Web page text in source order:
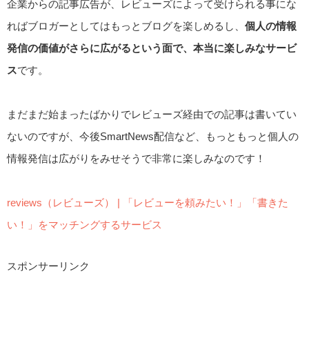
企業からの記事広告が、レビューズによって受けられる事にな
ればブロガーとしてはもっとブログを楽しめるし、 個人の情報
発信の価値がさらに広がるという面で、本当に楽しみなサービ
スです。
まだまだ始まったばかりでレビューズ経由での記事は書いてい
ないのですが、今後SmartNews配信など、もっともっと個人の
情報発信は広がりをみせそうで非常に楽しみなのです！
reviews（レビューズ） | 「レビューを頼みたい！」「書きた
い！」をマッチングするサービス
スポンサーリンク